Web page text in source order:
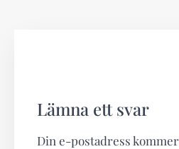
Lämna ett svar
Din e-postadress